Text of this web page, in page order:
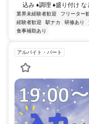
込み ♦調理 ♦盛り付け な
業界未経験者歓迎 フリーター
経験者歓迎
駅ナカ 研修あり
食事補助あり
アルバイト・パート